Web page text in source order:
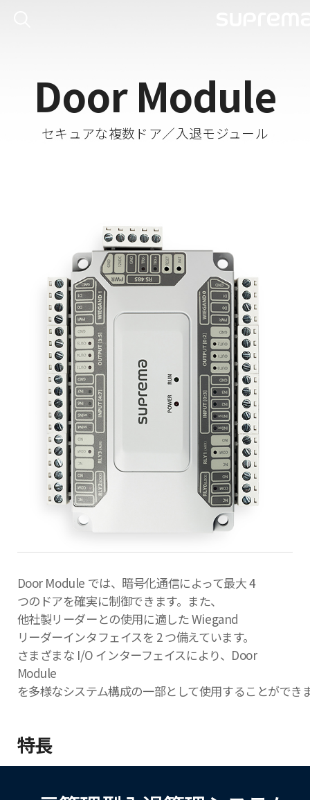
Door Module
セキュアな複数ドア／入退モジュール
Door Module では、暗号化通信によって最大 4
つのドアを確実に制御できます。また、
他社製リーダーとの使用に適した Wiegand
リーダーインタフェイスを 2 つ備えています。
さまざまな I/O インターフェイスにより、Door
Module
を多様なシステム構成の一部として使用することができ
特長